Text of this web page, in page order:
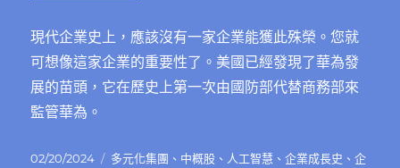
現代企業史上，應該沒有一家企業能獲此殊榮。您就
可想像這家企業的重要性了。美國已經發現了華為發
展的苗頭，它在歷史上第一次由國防部代替商務部來
監管華為。
發
02/20/2024
分
多元化集團 、 中概股 、 人工智慧 、企業成長史 、企